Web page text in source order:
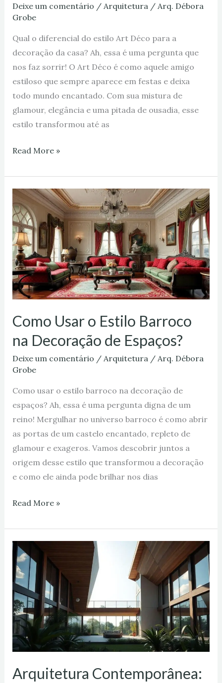
Deixe um comentário / Arquitetura / Arq. Débora
Grobe
Qual o diferencial do estilo Art Déco para a
decoração da casa? Ah, essa é uma pergunta que
nos faz sorrir! O Art Déco é como aquele amigo
estiloso que sempre aparece em festas e deixa
todo mundo encantado. Com sua mistura de
glamour, elegância e uma pitada de ousadia, esse
estilo transformou até as
Read More »
Como Usar o Estilo Barroco
na Decoração de Espaços?
Deixe um comentário / Arquitetura/ Arq. Débora
Grobe
Como usar o estilo barroco na decoração de
espaços? Ah, essa é uma pergunta digna de um
reino! Mergulhar no universo barroco é como abrir
as portas de um castelo encantado, repleto de
glamour e exageros. Vamos descobrir juntos a
origem desse estilo que transformou a decoração
e como ele ainda pode brilhar nos dias
Como
Usar
o
Estilo
Barroco
na
Decoração
de
Read More »
Arquitetura Contemporânea:
Arquitetura
Contemporânea:
Como
Funciona
esse
Estilo
Moderno?